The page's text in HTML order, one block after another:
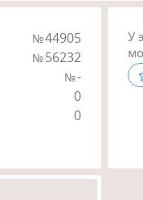
№44905
№56232
№-
0
0
У